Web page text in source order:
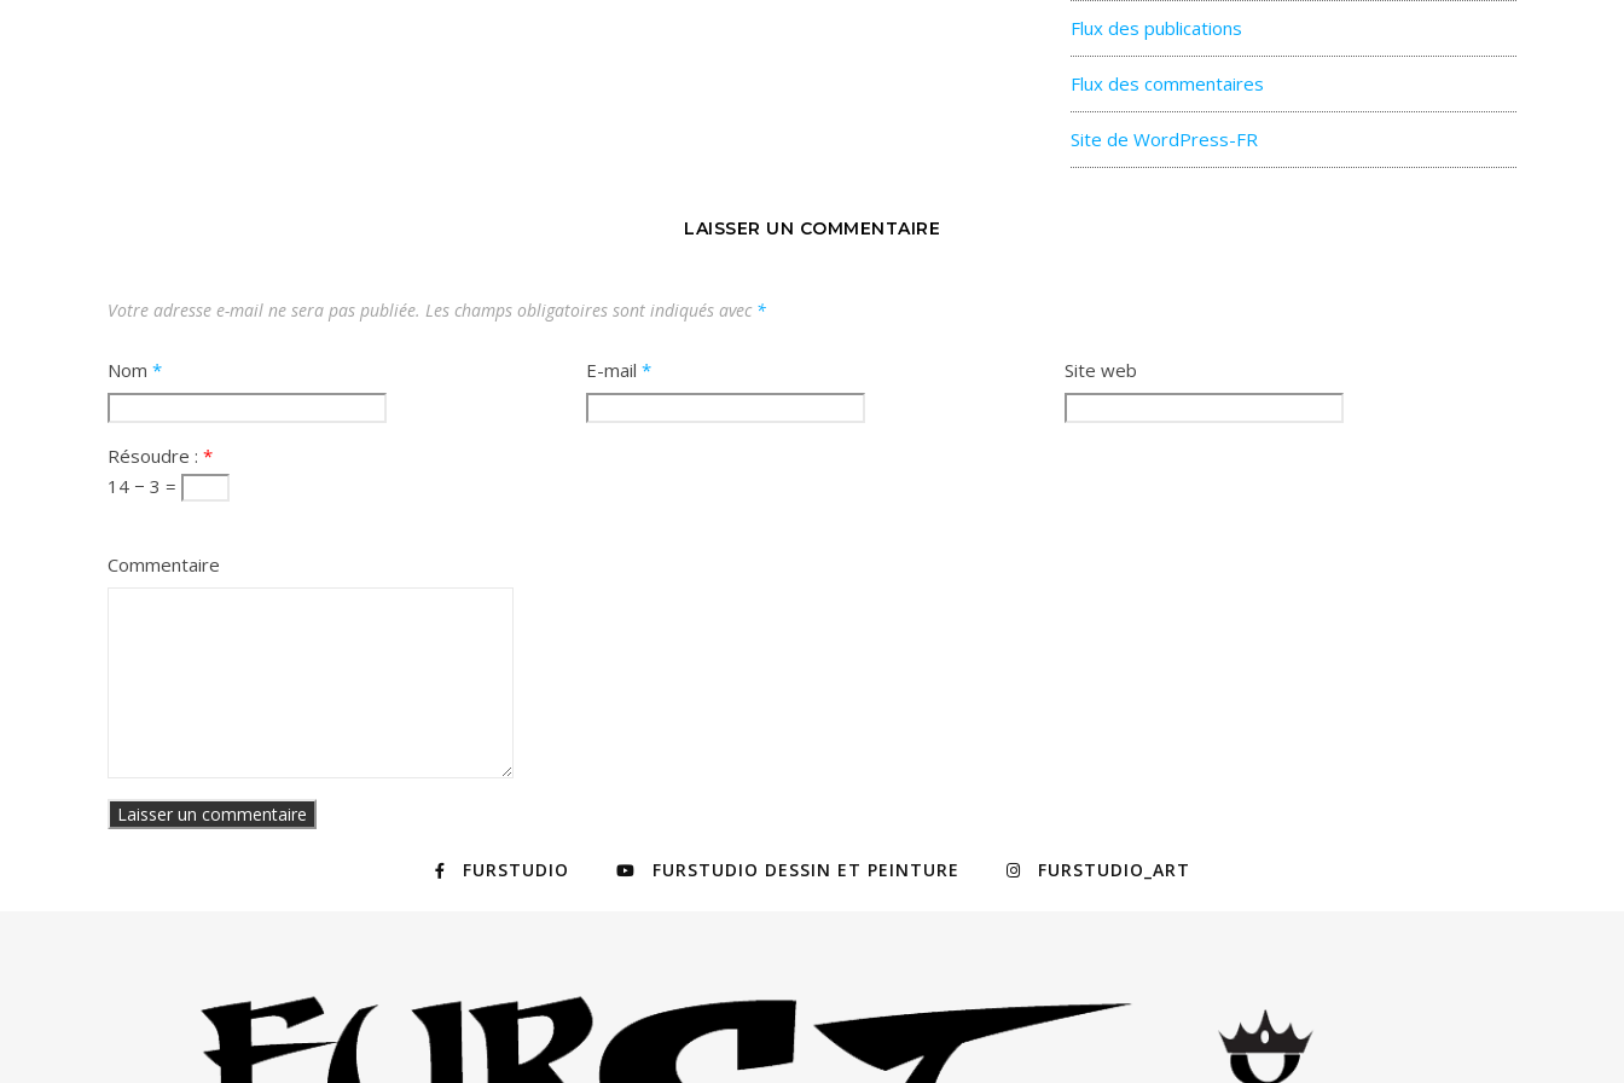
Flux des publications
Flux des commentaires
Site de WordPress-FR
LAISSER UN COMMENTAIRE
Votre adresse e-mail ne sera pas publiée. Les champs obligatoires sont indiqués avec *
Nom * E-mail * Site web
Résoudre : *
14 − 3 =
Commentaire
FURSTUDIO FURSTUDIO DESSIN ET PEINTURE FURSTUDIO_ART